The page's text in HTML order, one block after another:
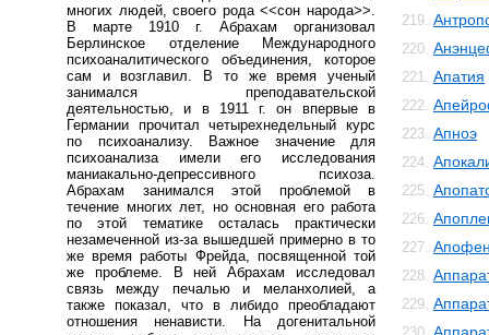
многих людей, своего рода <<сон народа>>.
В марте 1910 г. Абрахам организовал
Берлинское отделение Международного
психоаналитического объединения, которое
сам и возглавил. В то же время ученый
занимался преподавательской
деятельностью, и в 1911 г. он впервые в
Германии прочитал четырехнедельный курс
по психоанализу. Важное значение для
психоанализа имели его исследования
маниакально-депрессивного психоза.
Абрахам занимался этой проблемой в
течение многих лет, но основная его работа
по этой тематике осталась практически
незамеченной из-за вышедшей примерно в то
же время работы Фрейда, посвященной той
же проблеме. В ней Абрахам исследовал
связь между печалью и меланхолией, а
также показал, что в либидо преобладают
отношения ненависти. На догенитальной
219.
220.
221. Апатия
222.
223. Апноэ
224.
225.
226.
227.
228.
229.